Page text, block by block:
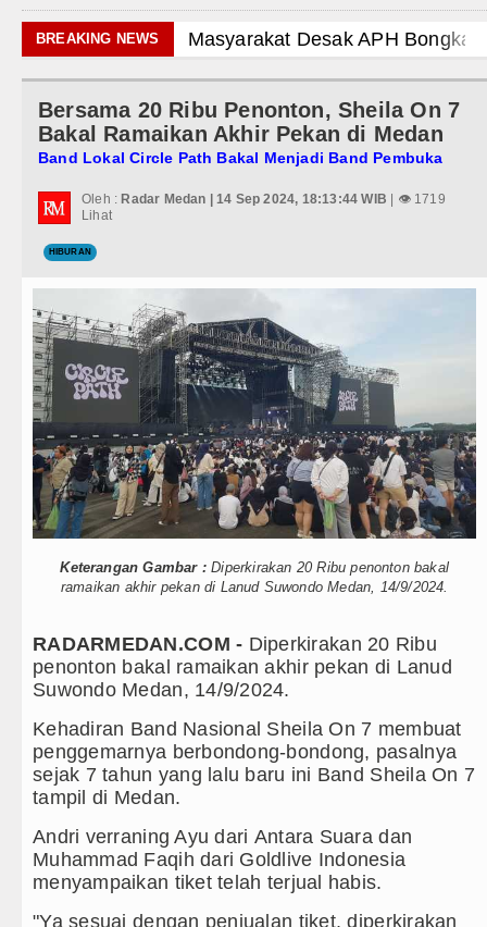
Politik
Hiburan
Olahraga
Teknologi
Wisata
TIPS dan TRIK
+ Lainnya
Video
Kesehatan
BREAKING NEWS
Masyarakat Desak APH Bongkar Penadah
Dewan Usul BUMD Sumut Kelola Rumput
Dugaan Penyimpangan Dana BOS TA
Bertekad Pulang Mantan PM Bangladesh
PSG vs Manchester United Laga
Juventus vs Inter Milan Persahabatan di
Real Madrid Tandang ke Ferencvaros
Tujuh Tewas dalam Penembakan Massal di
Bayern Munich Menang Tipis Atas Aston
Masyarakat Desak APH Bongkar Penadah
Dewan Usul BUMD Sumut Kelola Rumput
Dugaan Penyimpangan Dana BOS TA
Risiko Tertular HIV/AIDS Melalui
Bertekad Pulang Mantan PM Bangladesh
PSG vs Manchester United Laga
Juventus vs Inter Milan Persahabatan di
Tujuh Tewas dalam Penembakan Massal di
Bersama 20 Ribu Penonton, Sheila On 7
Bakal Ramaikan Akhir Pekan di Medan
Band Lokal Circle Path Bakal Menjadi Band Pembuka
Oleh : Radar Medan | 14 Sep 2024, 18:13:44 WIB | 👁 1719
Lihat
HIBURAN
Keterangan Gambar : Diperkirakan 20 Ribu penonton bakal
ramaikan akhir pekan di Lanud Suwondo Medan, 14/9/2024.
RADARMEDAN.COM - Diperkirakan 20 Ribu
penonton bakal ramaikan akhir pekan di Lanud
Suwondo Medan, 14/9/2024.
Kehadiran Band Nasional Sheila On 7 membuat
penggemarnya berbondong-bondong, pasalnya
sejak 7 tahun yang lalu baru ini Band Sheila On 7
tampil di Medan.
Andri verraning Ayu dari Antara Suara dan
Muhammad Faqih dari Goldlive Indonesia
menyampaikan tiket telah terjual habis.
"Ya sesuai dengan penjualan tiket, diperkirakan